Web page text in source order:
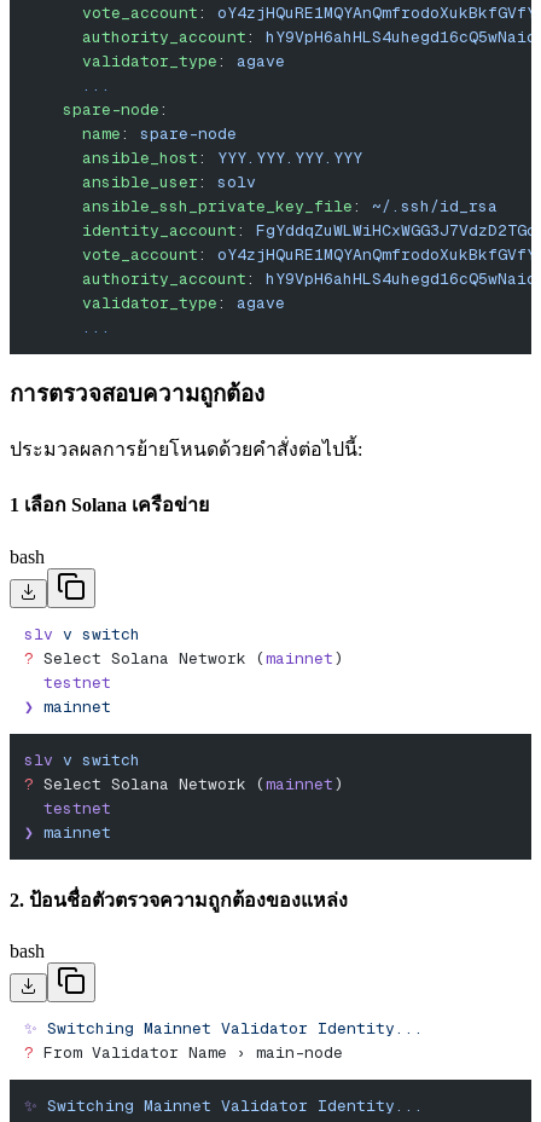
      vote_account
:
      authority_account
:
      validator_type
: agave
      ...
    spare-node
:
      name
: spare-node
      ansible_host
: YYY.YYY.YYY.YYY
      ansible_user
: solv
      ansible_ssh_private_key_file
: ~/.ssh/id_rsa
      identity_account
:
      vote_account
:
      authority_account
:
      validator_type
: agave
      ...
การตรวจสอบความถูกต้อง
ประมวลผลการย้ายโหนดด้วยคําสั่งต่อไปนี้:
1 เลือก Solana เครือข่าย
bash
slv v switch
? Select Solana Network (mainnet)
  testnet
❯ mainnet
slv v switch
? Select Solana Network (mainnet)
  testnet
❯ mainnet
2. ป้อนชื่อตัวตรวจความถูกต้องของแหล่ง
bash
✨ Switching Mainnet Validator Identity...
? From Validator Name › main-node
✨ Switching Mainnet Validator Identity...